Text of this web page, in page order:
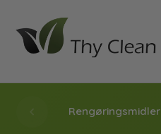
Rengøringsmidler